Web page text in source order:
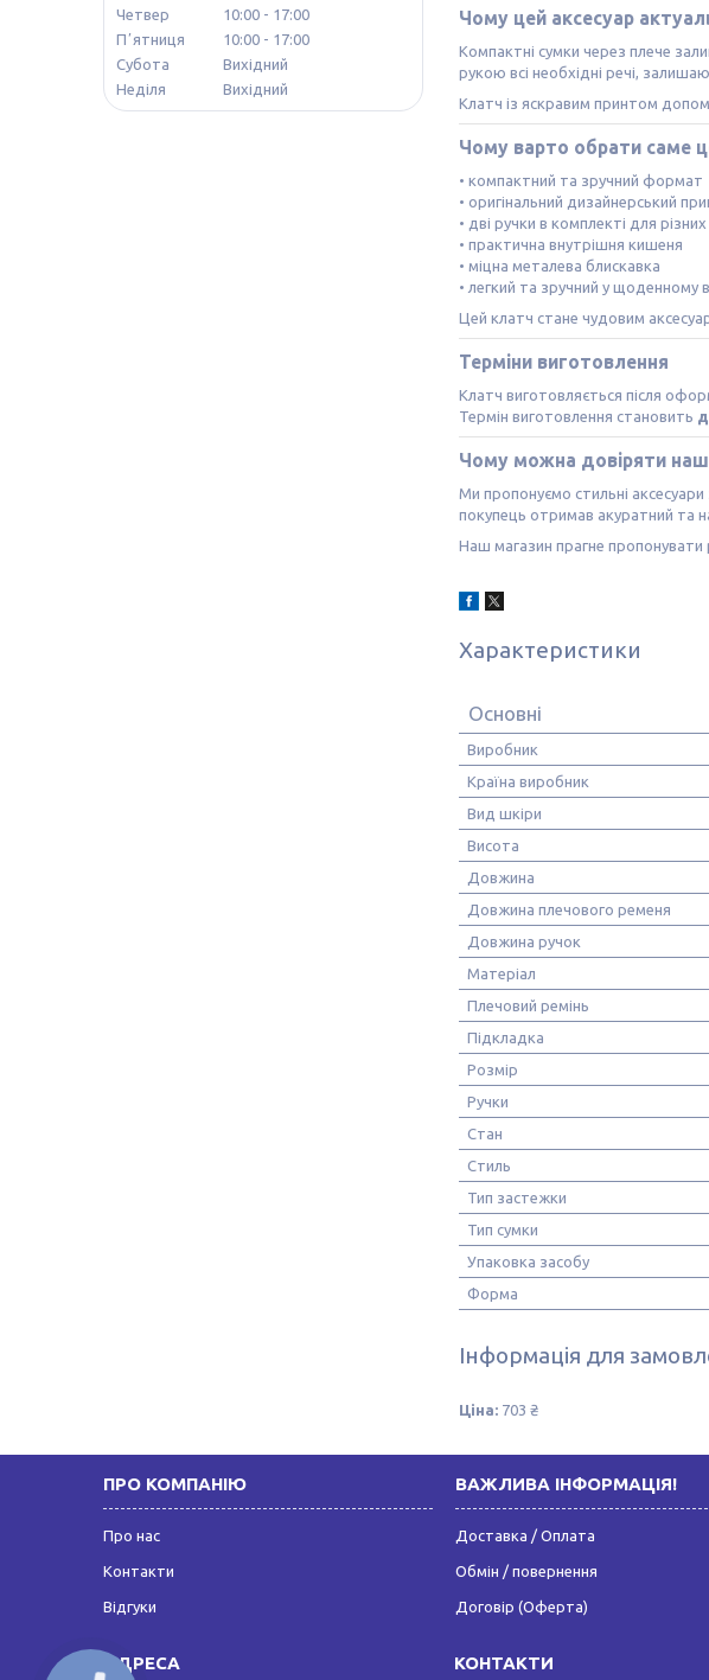
Чому цей аксесуар
Компактні сумки через плече
рукою всі необхідні речі,
Клатч із яскравим принтом
Чому варто обрати саме
• компактний та зручний формат
• оригінальний дизайнерський
• дві ручки в комплекті для різних
• практична внутрішня кишеня
• міцна металева блискавка
• легкий та зручний у щоденному
Цей клатч стане чудовим
Терміни виготовлення
Клатч виготовляється після
Термін виготовлення становить
Чому можна довіряти
Ми пропонуємо стильні
покупець отримав акуратний та
Наш магазин прагне пропонувати
Характеристики
Основні
Виробник
Країна виробник
Вид шкіри
Висота
Довжина
Довжина плечового ременя
Довжина ручок
Матеріал
Плечовий ремінь
Підкладка
Розмір
Ручки
Стан
Стиль
Тип застежки
Тип сумки
Упаковка засобу
Форма
Інформація для
Ціна: 703 ₴
Четвер
10:00
17:00
Пʼятниця
10:00
17:00
Субота
Вихідний
Неділя
Вихідний
ПРО КОМПАНІЮ
Про нас
Контакти
Відгуки
ВАЖЛИВА ІНФОРМАЦІЯ!
Доставка / Оплата
Обмін / повернення
Договір (Оферта)